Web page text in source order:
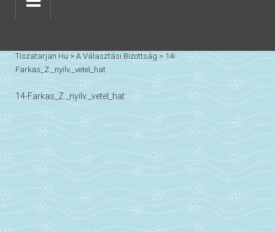
Tiszatarjan.hu > A Választási Bizottság > 14-
Farkas_Z._nyilv._vetel_hat
14-Farkas_Z._nyilv._vetel_hat